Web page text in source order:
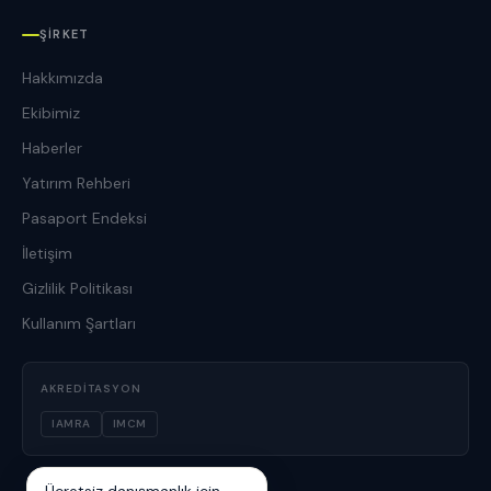
ŞIRKET
Hakkımızda
Ekibimiz
Haberler
Yatırım Rehberi
Pasaport Endeksi
İletişim
Gizlilik Politikası
Kullanım Şartları
AKREDITASYON
IAMRA IMCM